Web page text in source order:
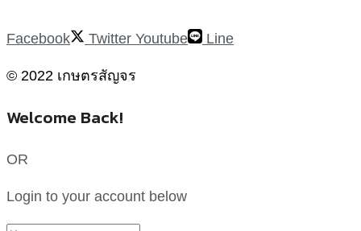
Facebook Twitter Youtube Line
© 2022 เกษตรสัญจร
Welcome Back!
OR
Login to your account below